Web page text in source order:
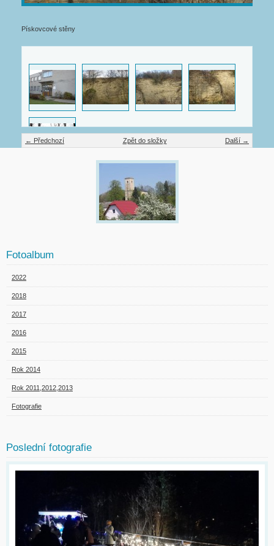
Pískovcové stěny
← Předchozí Další →
Zpět do složky
Fotoalbum
2022
2018
2017
2016
2015
Rok 2014
Rok 2011,2012,2013
Fotografie
Poslední fotografie